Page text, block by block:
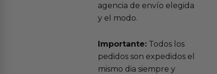
agencia de envío elegida
y el modo.
Importante:Todos los
pedidos son expedidos el
mismo dia siempre y